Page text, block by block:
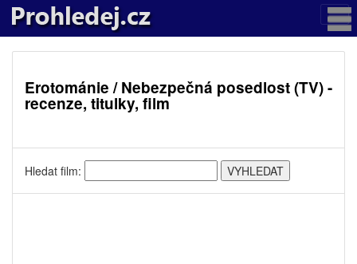
Erotománie / Nebezpečná posedlost (TV) -
recenze, titulky, film
Hledat film: